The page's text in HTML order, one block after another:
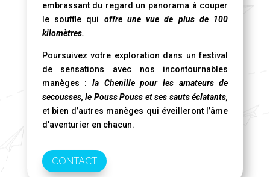
embrassant du regard un panorama à couper
le souffle qui offre une vue de plus de 100
kilomètres.
Poursuivez votre exploration dans un festival
de sensations avec nos incontournables
manèges :la Chenille pour les amateurs de
secousses, le Pouss Pouss et ses sauts éclatants,
et bien d’autres manèges qui éveilleront l’âme
d’aventurier en chacun.
CONTACT